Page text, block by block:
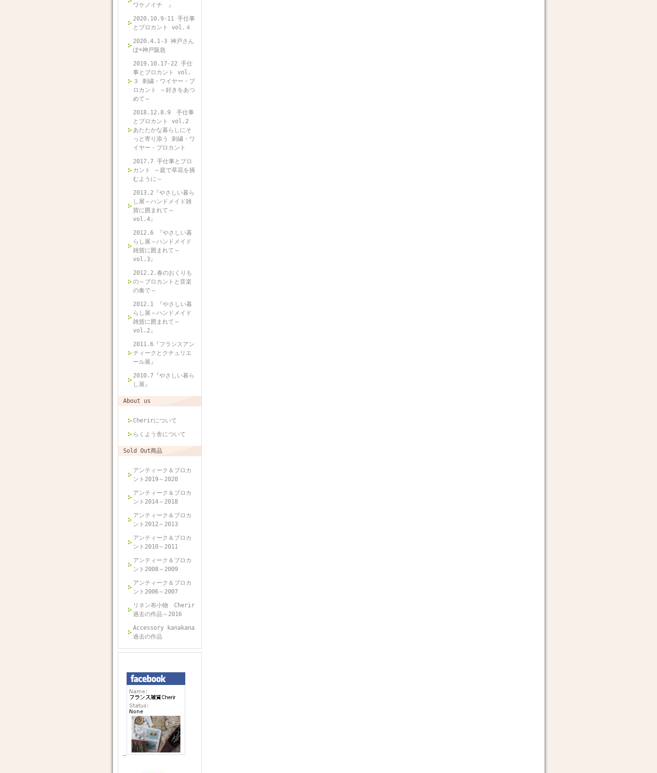
ワケノイチ 』
2020.10.9-11 手仕事
とブロカント vol.４
2020.4.1-3 神戸さん
ぽ×神戸阪急
2019.10.17-22 手仕
事とブロカント vol.
３ 刺繍・ワイヤー・ブ
ロカント ～好きをあつ
めて～
2018.12.8.9 手仕事
とブロカント vol.2
あたたかな暮らしにそ
っと寄り添う 刺繍・ワ
イヤー・ブロカント
2017.7 手仕事とブロ
カント ～庭で草花を摘
むように～
2013.2『やさしい暮ら
し展～ハンドメイド雑
貨に囲まれて～
vol.4』
2012.6 『やさしい暮
らし展～ハンドメイド
雑貨に囲まれて～
vol.3』
2012.2.春のおくりも
の～ブロカントと音楽
の奏で～
2012.1 『やさしい暮
らし展～ハンドメイド
雑貨に囲まれて～
vol.2』
2011.6『フランスアン
ティークとクチュリエ
ール展』
2010.7『やさしい暮ら
し展』
About us
Cherirについて
らくよう舎について
Sold Out商品
アンティーク＆ブロカ
ント2019～2020
アンティーク＆ブロカ
ント2014～2018
アンティーク＆ブロカ
ント2012～2013
アンティーク＆ブロカ
ント2010～2011
アンティーク＆ブロカ
ント2008～2009
アンティーク＆ブロカ
ント2006～2007
リネン布小物 Cherir
過去の作品～2016
Accessory kanakana
過去の作品